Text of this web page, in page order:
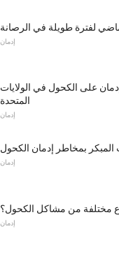
لفترة طويلة في الرصانة
إدمان
على الكحول في الولايات
المتحدة
إدمان
بمخاطر إدمان الكحول
إدمان
مختلفة من مشاكل الكحول؟
إدمان